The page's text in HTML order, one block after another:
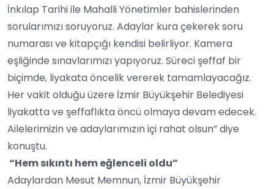
İnkılap Tarihi ile Mahalli Yönetimler bahislerinden
sorularımızı soruyoruz. Adaylar kura çekerek soru
numarası ve kitapçığı kendisi belirliyor. Kamera
eşliğinde sınavlarımızı yapıyoruz. Süreci şeffaf bir
biçimde, liyakata öncelik vererek tamamlayacağız.
Her vakit olduğu üzere İzmir Büyükşehir Belediyesi
liyakatta ve şeffaflıkta öncü olmaya devam edecek.
Ailelerimizin ve adaylarımızın içi rahat olsun” diye
konuştu.
“Hem sıkıntı hem eğlenceli oldu”
Adaylardan Mesut Memnun, İzmir Büyükşehir